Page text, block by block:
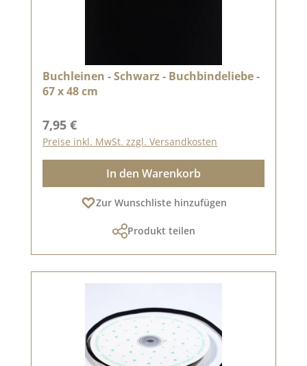
Buchleinen - Schwarz - Buchbindeliebe -
67 x 48 cm
Regulärer Preis:
7,95 €
Preise inkl. MwSt. zzgl. Versandkosten
In den Warenkorb
Zur Wunschliste hinzufügen
Produkt teilen